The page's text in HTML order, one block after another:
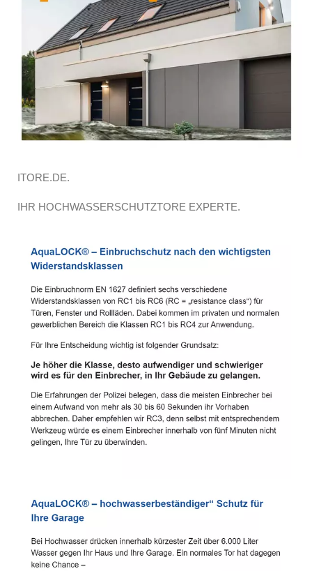
ITORE.DE.
IHR HOCHWASSERSCHUTZTORE EXPERTE.